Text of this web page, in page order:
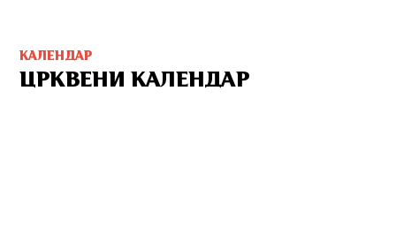
КАЛЕНДАР
ЦРКВЕНИ КАЛЕНДАР